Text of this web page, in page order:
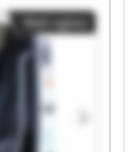
GmbH
GmbH
GmbH
GmbH
Mali oglasi